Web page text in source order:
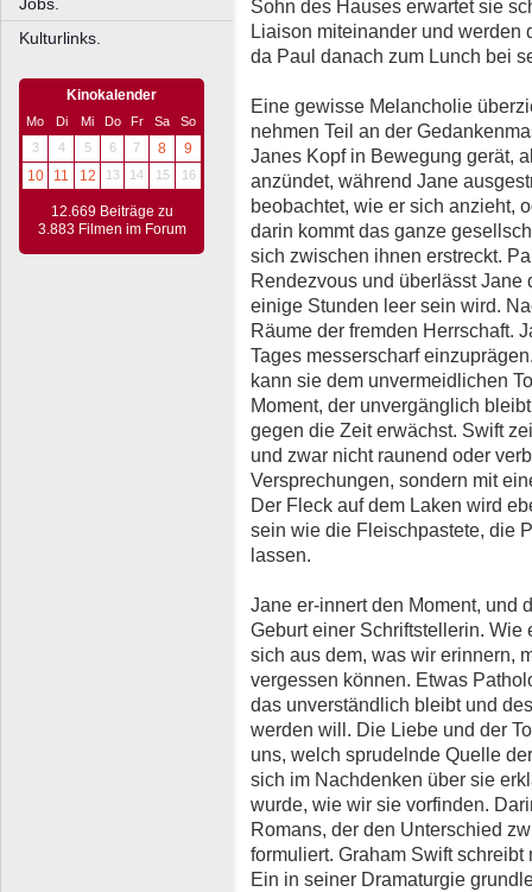
Kulturlinks.
Kinokalender
Mo Di Mi Do Fr Sa
So
3
4 5 6 7 8
9
10
11 12 13 14 15 16
12.669 Beiträge zu
3.883 Filmen im Forum
Sohn des Hauses erwartet sie
Liaison miteinander und werden
da Paul danach zum Lunch bei
Eine gewisse Melancholie
nehmen Teil an der
Janes Kopf in Bewegung gerät,
anzündet, während Jane
beobachtet, wie er sich anzieht,
darin kommt das ganze
sich zwischen ihnen erstreckt.
Rendezvous und überlässt
einige Stunden leer sein wird.
Räume der fremden Herrschaft.
Tages messerscharf
kann sie dem unvermeidlichen
Moment, der unvergänglich
gegen die Zeit erwächst. Swift
und zwar nicht raunend oder
Versprechungen, sondern mit
Der Fleck auf dem Laken wird
sein wie die Fleischpastete, die
lassen.
Jane er-innert den Moment, und
Geburt einer Schriftstellerin.
sich aus dem, was wir erinnern,
vergessen können. Etwas
das unverständlich bleibt und
werden will. Die Liebe und der
uns, welch sprudelnde Quelle
sich im Nachdenken über sie
wurde, wie wir sie vorfinden.
Romans, der den Unterschied
formuliert. Graham Swift
Ein in seiner Dramaturgie